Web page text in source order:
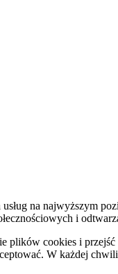
na najwyższym
i
plików cookies i
W każdej